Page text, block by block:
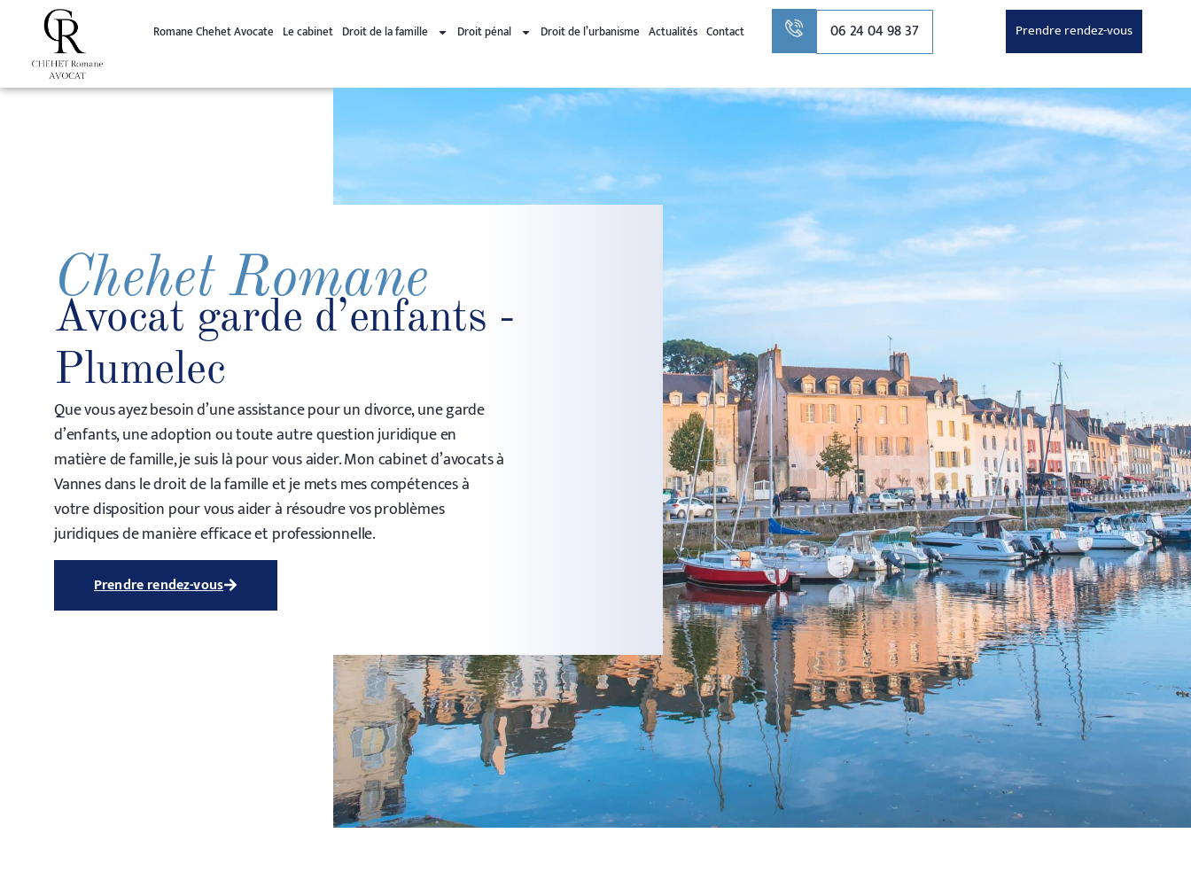
principal
Romane Chehet Avocate Le cabinet Droit de la famille Droit pénal Droit de l’urbanisme Actualités Contact 06 24 04 98 37 Prendre rendez-vous
Chehet Romane
Avocat garde d’enfants -
Plumelec
Que vous ayez besoin d’une assistance pour un divorce, une garde
d’enfants, une adoption ou toute autre question juridique en
matière de famille, je suis là pour vous aider. Mon cabinet d’avocats à
Vannes dans le droit de la famille et je mets mes compétences à
votre disposition pour vous aider à résoudre vos problèmes
juridiques de manière efficace et professionnelle.
Prendre rendez-vous